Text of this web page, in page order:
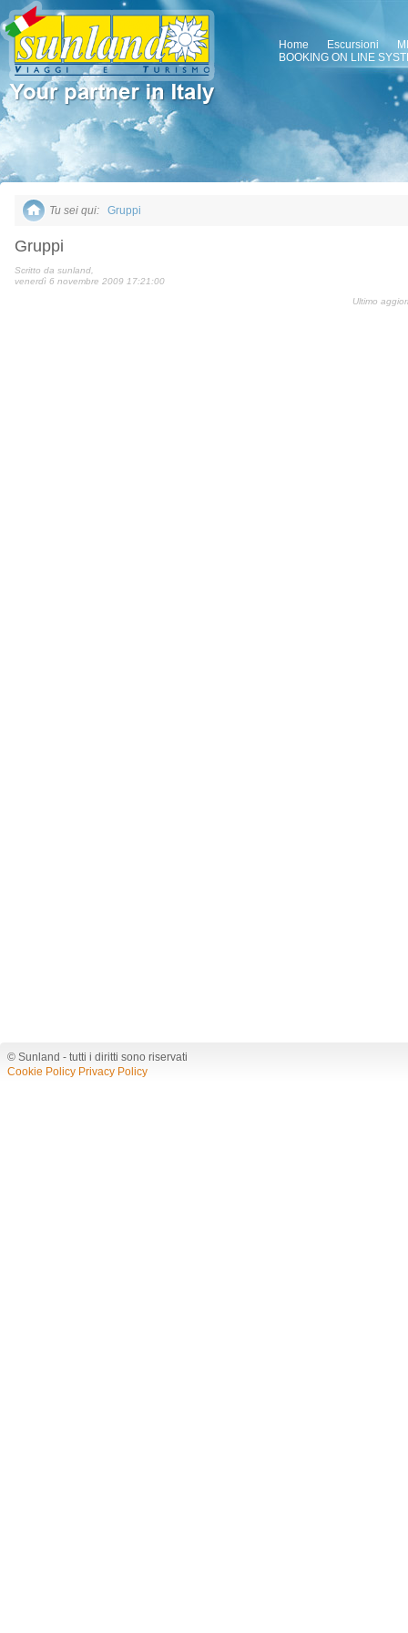
Home Escursioni
BOOKING ON LINE
Tu sei qui: Gruppi
Gruppi
Scritto da sunland,
venerdì 6 novembre 2009 17:21:00
Ultimo
© Sunland - tutti i diritti sono riservati
Cookie Policy Privacy Policy